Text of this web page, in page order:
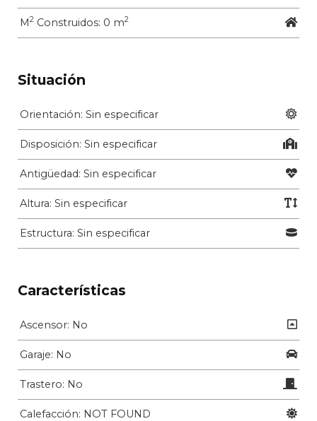
M2 Construidos: 0 m2
Situación
Orientación: Sin especificar
Disposición: Sin especificar
Antigüedad: Sin especificar
Altura: Sin especificar
Estructura: Sin especificar
Características
Ascensor: No
Garaje: No
Trastero: No
Calefacción: NOT FOUND